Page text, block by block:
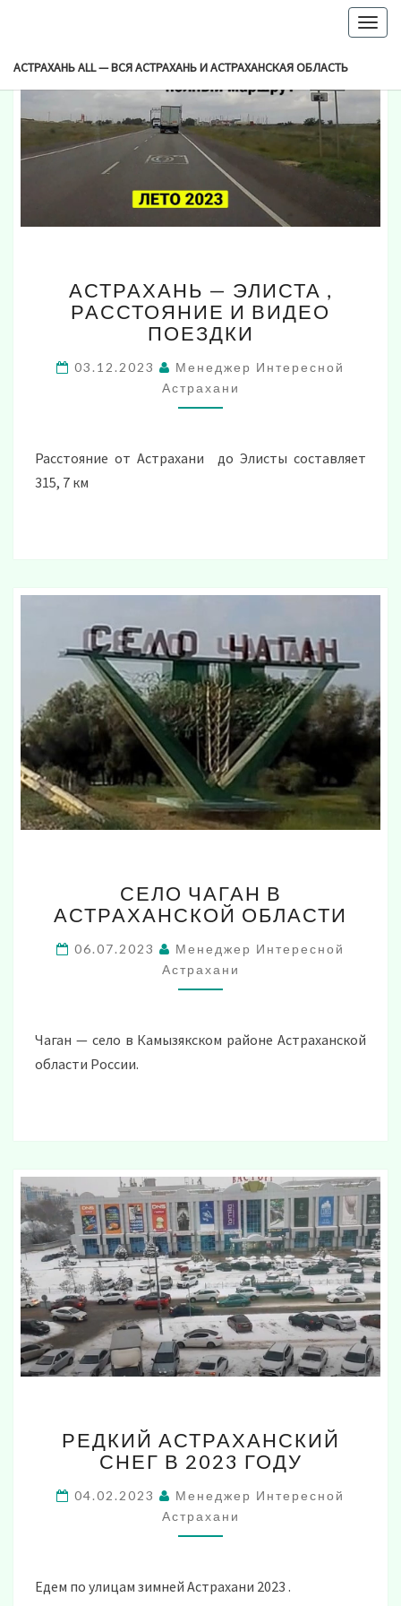
АСТРАХАНЬ ALL — ВСЯ АСТРАХАНЬ И АСТРАХАНСКАЯ ОБЛАСТЬ
—
ЭЛИСТА
,
РАССТОЯНИЕ
И
ВИДЕО
ПОЕЗДКИ
АСТРАХАНЬ — ЭЛИСТА ,
РАССТОЯНИЕ И ВИДЕО
ПОЕЗДКИ
03.12.2023
Менеджер Интересной
Астрахани
Расстояние от Астрахани до Элисты составляет
315, 7 км
ЧАГАН
В
ОБЛАСТИ
СЕЛО ЧАГАН В
АСТРАХАНСКОЙ ОБЛАСТИ
06.07.2023
Менеджер Интересной
Астрахани
Чаган — село в Камызякском районе Астраханской
области России.
АСТРАХАНСКИЙ
СНЕГ
2023
ГОДУ
РЕДКИЙ АСТРАХАНСКИЙ
СНЕГ В 2023 ГОДУ
04.02.2023
Менеджер Интересной
Астрахани
Едем по улицам зимней Астрахани 2023 .